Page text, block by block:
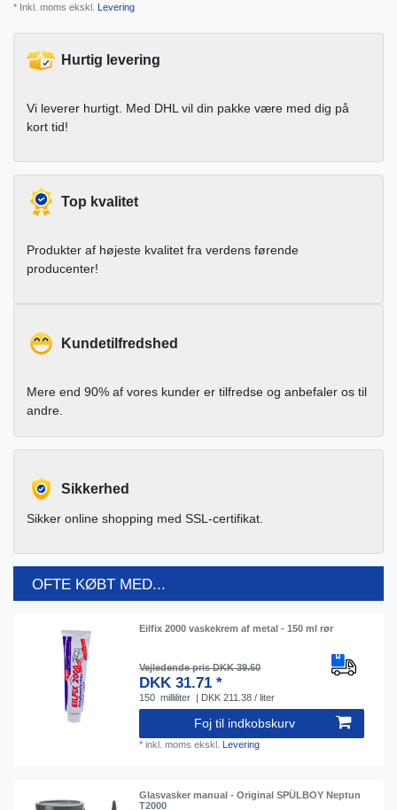
* Inkl. moms ekskl. Levering
Hurtig levering
Vi leverer hurtigt. Med DHL vil din pakke være med dig på
kort tid!
Top kvalitet
Produkter af højeste kvalitet fra verdens førende
producenter!
Kundetilfredshed
Mere end 90% af vores kunder er tilfredse og anbefaler os til
andre.
Sikkerhed
Sikker online shopping med SSL-certifikat.
OFTE KØBT MED...
Eilfix 2000 vaskekrem af metal - 150 ml rør
Vejledende pris DKK 39.60
DKK 31.71 *
150 milliliter | DKK 211.38 / liter
Foj til indkobskurv
*inkl. moms ekskl. Levering
Glasvasker manual - Original SPÜLBOY Neptun
T2000